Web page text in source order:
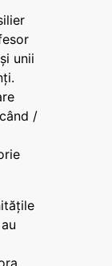
unii
/